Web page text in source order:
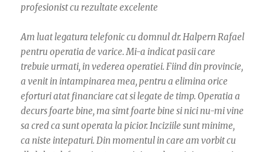
profesionist cu rezultate excelente
Am luat legatura telefonic cu domnul dr. Halpern Rafael
pentru operatia de varice. Mi-a indicat pasii care
trebuie urmati, in vederea operatiei. Fiind din provincie,
a venit in intampinarea mea, pentru a elimina orice
eforturi atat financiare cat si legate de timp. Operatia a
decurs foarte bine, ma simt foarte bine si nici nu-mi vine
sa cred ca sunt operata la picior. Inciziile sunt minime,
ca niste intepaturi. Din momentul in care am vorbit cu